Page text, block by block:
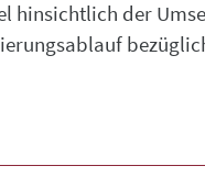
der